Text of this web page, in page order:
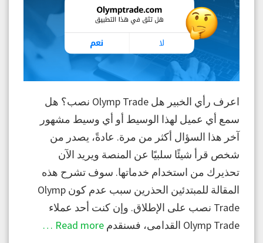
اعرف رأي الخبير هل Olymp Trade نصب؟ هل
سمع أي عميل لهذا الوسيط أو أي وسيط مشهور
آخر هذا السؤال أكثر من مرة. عادةً، يصدر من
شخص قرأ شيئًا سلبيًا عن المنصة ويريد الآن
تحذيرك من استخدام خدماتها. سوف تشرح هذه
المقالة للمبتدئين الحذرين سبب عدم كون Olymp
Trade نصب على الإطلاق. وإن كنت أحد عملاء
Olymp Trade القدامى، فسنقدم
Read more …